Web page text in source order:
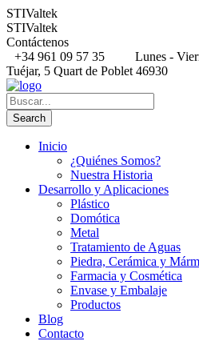
STIValtek
STIValtek
Contáctenos
+34 961 09 57 35
Lunes -
Tuéjar, 5 Quart de Poblet 46930
Inicio
¿Quiénes Somos?
Nuestra Historia
Desarrollo y Aplicaciones
Plástico
Domótica
Metal
Tratamiento de Aguas
Piedra, Cerámica y
Farmacia y Cosmética
Envase y Embalaje
Productos
Blog
Contacto